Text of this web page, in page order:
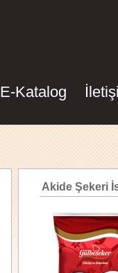
Akide Şekeri
E-Katalog